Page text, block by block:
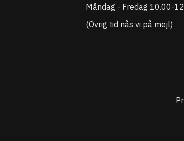
Måndag - Fredag 10.00-
(Övrig tid nås vi på mejl)